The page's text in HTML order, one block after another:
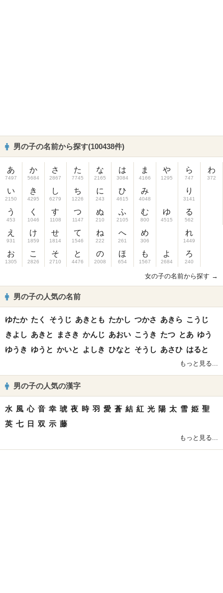
男の子の名前から探す(100438件)
あ
7497
い
2150
う
453
え
931
お
1305
か
5684
き
4295
く
1046
け
1859
こ
2826
さ
2867
し
6279
す
1108
せ
1814
そ
2710
た
7745
ち
1226
つ
1147
て
1546
と
4476
な
2165
に
243
ぬ
210
ね
222
の
2008
は
3084
ひ
4615
ふ
2105
へ
261
ほ
654
ま
4166
み
4048
む
800
め
306
も
1567
や
1295
ゆ
4515
よ
2684
ら
747
り
3141
る
562
れ
1449
ろ
240
わ
372
女の子の名前から探す →
男の子の人気の名前
ゆたか たく そうじ あきとも たかし つかさ あきら こうじ
きよし あきと まさき かんじ あおい こうき たつ とあ ゆう
ゆうき ゆうと かいと よしき ひなと そうし あさひ はると
もっと見る...
男の子の人気の漢字
水 風 心 音 幸 琥 夜 時 羽 愛 蒼 結 紅 光 陽 太 雪 姫 聖
英 七 日 双 示 藤
もっと見る...